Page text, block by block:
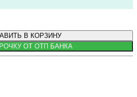
В КОРЗИНУ
ОТ ОТП БАНКА